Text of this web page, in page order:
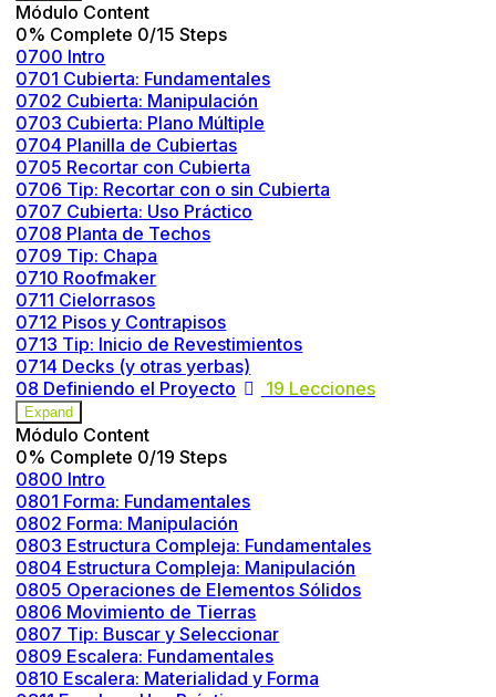
Módulo Content
0% Complete 0/15 Steps
0700 Intro
0701 Cubierta: Fundamentales
0702 Cubierta: Manipulación
0703 Cubierta: Plano Múltiple
0704 Planilla de Cubiertas
0705 Recortar con Cubierta
0706 Tip: Recortar con o sin Cubierta
0707 Cubierta: Uso Práctico
0708 Planta de Techos
0709 Tip: Chapa
0710 Roofmaker
0711 Cielorrasos
0712 Pisos y Contrapisos
0713 Tip: Inicio de Revestimientos
0714 Decks (y otras yerbas)
08 Definiendo el Proyecto
19 Lecciones
Expand
Módulo Content
0% Complete 0/19 Steps
0800 Intro
0801 Forma: Fundamentales
0802 Forma: Manipulación
0803 Estructura Compleja: Fundamentales
0804 Estructura Compleja: Manipulación
0805 Operaciones de Elementos Sólidos
0806 Movimiento de Tierras
0807 Tip: Buscar y Seleccionar
0809 Escalera: Fundamentales
0810 Escalera: Materialidad y Forma